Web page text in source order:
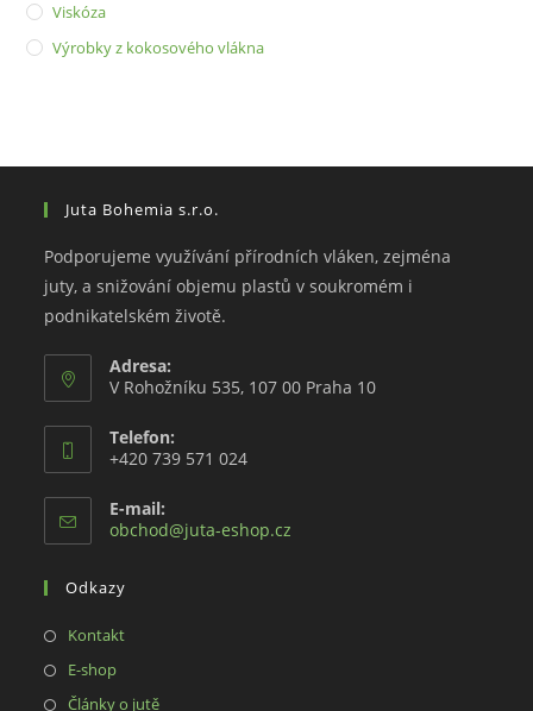
Viskóza
Výrobky z kokosového vlákna
Juta Bohemia s.r.o.
Podporujeme využívání přírodních vláken, zejména
juty, a snižování objemu plastů v soukromém i
podnikatelském životě.
Adresa:
V Rohožníku 535, 107 00 Praha 10
Telefon:
+420 739 571 024
E-mail:
obchod@juta-eshop.cz
Odkazy
KontaktOpens
a
E-shopOpens
in
Články o jutěOpens